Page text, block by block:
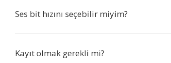
Ses bit hızını seçebilir miyim?
Kayıt olmak gerekli mi?